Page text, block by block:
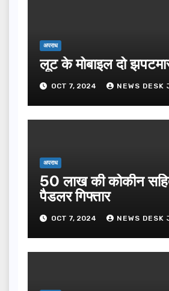
अपराध
लूट के मोबाइल दो
OCT 7, 2024 NEWS DESK
अपराध
50 लाख की कोकीन
पैडलर गिफ्तार
OCT 7, 2024 NEWS DESK